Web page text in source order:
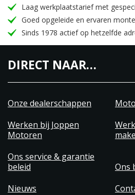
Wil je het avontuur tegemoet
die zowel krachtig als
V-Strom XTA (2024) biedt de
voor meer informatie of plan
ontdek zelf wat deze motor te
Laag werkplaatstarief met
Goed opgeleide en ervaren
Sinds 1978 actief op hetzelfde
DIRECT NAAR…
Onze dealerschappen
Werken bij Joppen
Motoren
Ons service & garantie
beleid
Ons
Nieuws